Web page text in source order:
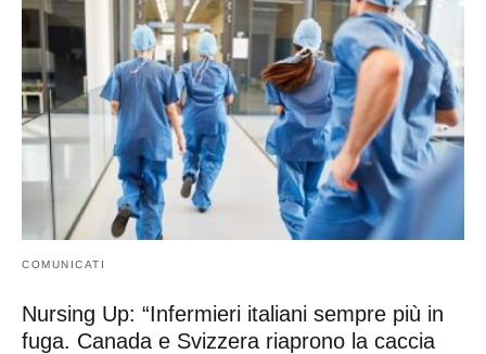
COMUNICATI
Nursing Up: “Infermieri italiani sempre più in
fuga. Canada e Svizzera riaprono la caccia